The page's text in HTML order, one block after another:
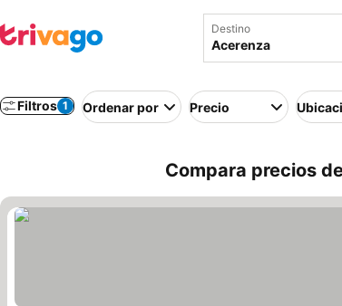
Destino
Filtros 1 Ordenar por Precio
Compara precios